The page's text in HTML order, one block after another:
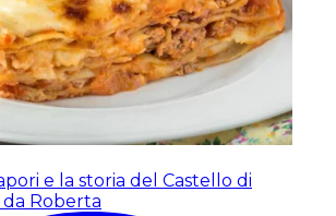
e la storia del Castello di
Roberta